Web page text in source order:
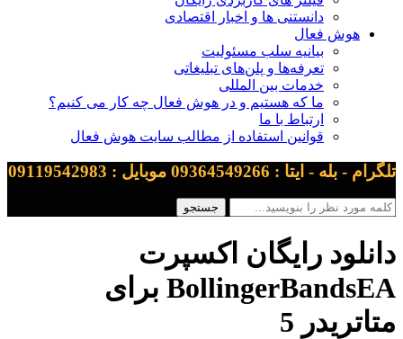
دانستنی ها و اخبار اقتصادی
هوش فعال
بیانیه سلب مسئولیت
تعرفه‌ها و پلن‌های تبلیغاتی
خدمات بین المللی
ما که هستیم و در هوش فعال چه کار می کنیم؟
ارتباط با ما
قوانین استفاده از مطالب سایت هوش فعال
تلگرام - بله - ایتا : 09364549266 موبایل : 09119542983
دانلود رایگان اکسپرت
BollingerBandsEA برای
متاتریدر 5